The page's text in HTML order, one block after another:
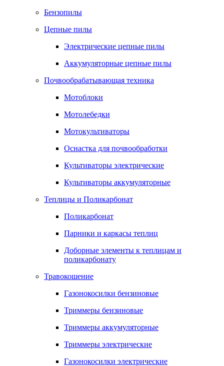
Бензопилы
Цепные пилы
Электрические цепные пилы
Аккумуляторные цепные пилы
Почвообрабатывающая техника
Мотоблоки
Мотолебедки
Мотокультиваторы
Оснастка для почвообработки
Культиваторы электрические
Культиваторы аккумуляторные
Теплицы и Поликарбонат
Поликарбонат
Парники и каркасы теплиц
Доборные элементы к теплицам и
поликарбонату
Травокошение
Газонокосилки бензиновые
Триммеры бензиновые
Триммеры аккумуляторные
Триммеры электрические
Газонокосилки электрические